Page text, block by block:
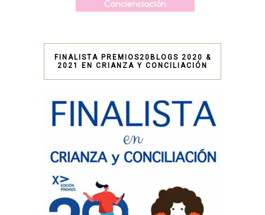
FINALISTA PREMIOS20BLOGS 2020 &
2021 EN CRIANZA Y CONCILIACIÓN